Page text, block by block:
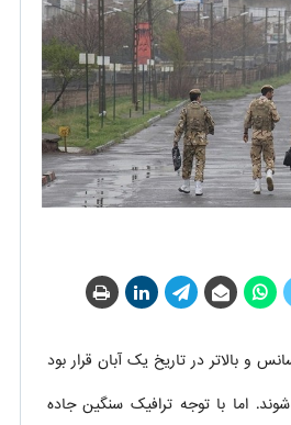
و بالاتر در تاریخ یک آبان قرار بود
اما با توجه ترافیک سنگین جاده